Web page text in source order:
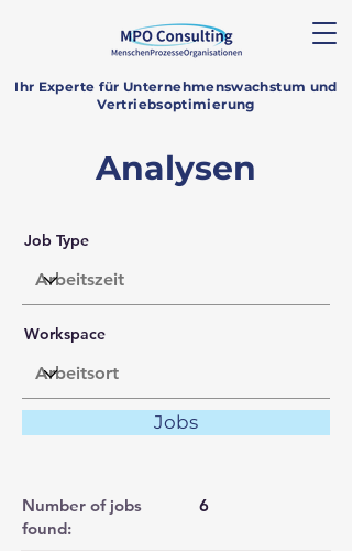
Ihr Experte für Unternehmenswachstum und
Vertriebsoptimierung
Analysen
Job Type
Workspace
Jobs
Number of jobs
found:
6